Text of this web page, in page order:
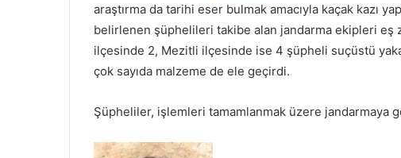
araştırma da tarihi eser bulmak amacıyla kaçak kazı
belirlenen şüphelileri takibe alan jandarma ekipleri eş
ilçesinde 2, Mezitli ilçesinde ise 4 şüpheli suçüstü
çok sayıda malzeme de ele geçirdi.
Şüpheliler, işlemleri tamamlanmak üzere jandarmaya